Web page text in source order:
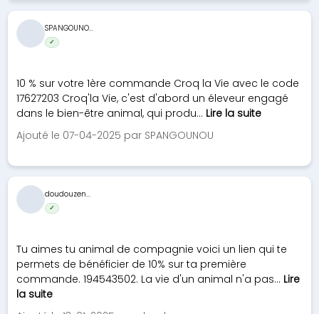
10 % sur votre 1ère commande Croq la Vie avec le code
17627203 Croq'la Vie, c'est d'abord un éleveur engagé
dans le bien-être animal, qui produ... Lire la suite
Ajouté le 07-04-2025 par SPANGOUNOU
SPANGOUNO...
✓
Tu aimes tu animal de compagnie voici un lien qui te
permets de bénéficier de 10% sur ta première
commande. 194543502. La vie d'un animal n'a pas... Lire
la suite
doudouzen...
✓